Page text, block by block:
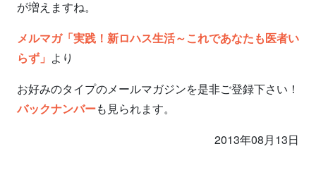
が増えますね。
メルマガ「実践！新ロハス生活～これであなたも医者い
らず」 より
お好みのタイプのメールマガジンを是非ご登録下さい！
バックナンバーも見られます。
2013年08月13日